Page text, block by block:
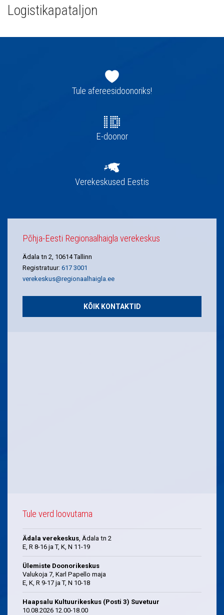
Logistikapataljon
navigatsioonTule afereesidoonoriks!
E-doonor
Verekeskused Eestis
Põhja-Eesti Regionaalhaigla verekeskus
Ädala tn 2, 10614 Tallinn
Registratuur: 617 3001
verekeskus@regionaalhaigla.ee
KÕIK KONTAKTID
Tule verd loovutama
Ädala verekeskus, Ädala tn 2
E, R 8-16 ja T, K, N 11-19
Ülemiste Doonorikeskus
Valukoja 7, Karl Papello maja
E, K, R 9-17 ja T, N 10-18
Haapsalu Kultuurikeskus (Posti 3) Suvetuur
10.08.2026 12.00-18.00